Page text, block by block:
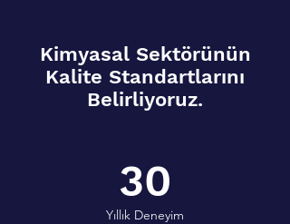
Kimyasal Sektörünün
Kalite Standartlarını
Belirliyoruz.
30
Yıllık Deneyim